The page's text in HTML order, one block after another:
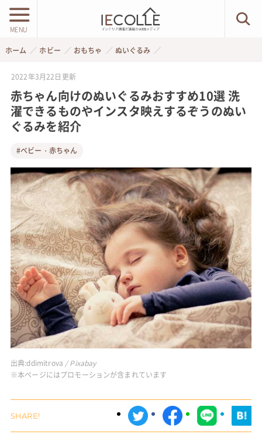
MENU
ホーム ホビー おもちゃ ぬいぐるみ
2022年3月22日 更新
赤ちゃん向けのぬいぐるみおすすめ10選 洗
濯できるものやインスタ映えするぞうのぬい
ぐるみを紹介
#ベビー・赤ちゃん
出典:ddimitrova / Pixabay
※本ページにはプロモーションが含まれています